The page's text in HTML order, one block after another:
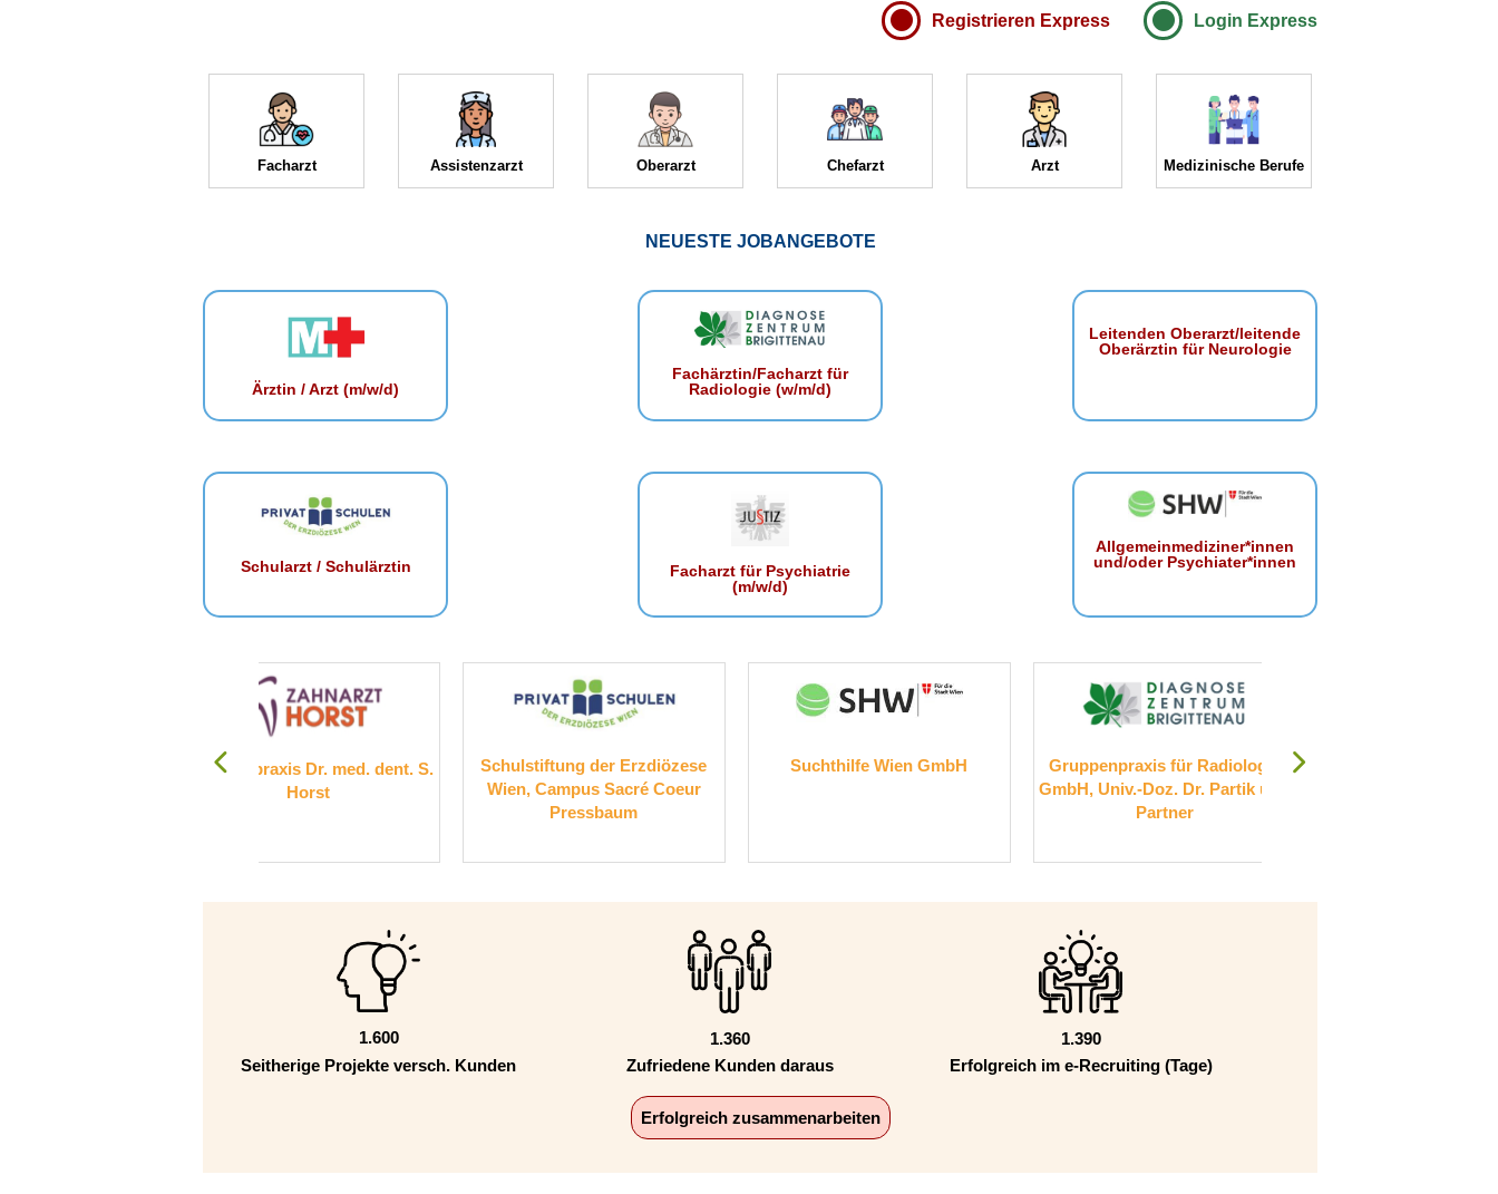
Registrieren Express Login Express
Facharzt Assistenzarzt Oberarzt Chefarzt Arzt Medizinische Berufe
NEUESTE JOBANGEBOTE
Ärztin / Arzt (m/w/d)
Fachärztin/Facharzt für
Radiologie (w/m/d)
Leitenden Oberarzt/leitende
Oberärztin für Neurologie
Schularzt / Schulärztin
Facharzt für Psychiatrie
(m/w/d)
Allgemeinmediziner*innen
und/oder Psychiater*innen
Dr. med. dent. S.
Schulstiftung der Erzdiözese
Wien, Campus Sacré Coeur
Suchthilfe Wien GmbH
Gruppenpraxis für Radiologie
GmbH, Univ.-Doz. Dr. Partik und
RKU - Universitäts- und
Rehabilitationskliniken Ulm
1.600
Seitherige Projekte versch. Kunden
1.360
Zufriedene Kunden daraus
1.390
Erfolgreich im e-Recruiting (Tage)
Erfolgreich zusammenarbeiten